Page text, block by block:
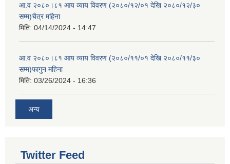
आ.व २०८०।८१ आय व्याय विवरण (२०८०/१२/०१ देखि २०८०/१२/३०
सम्म)चैत्र महिना
मिति: 04/14/2024 - 14:47
आ.व २०८०।८१ आय व्याय विवरण (२०८०/११/०१ देखि २०८०/११/३०
सम्म)फागुन महिना
मिति: 03/26/2024 - 16:36
अन्य
Twitter Feed